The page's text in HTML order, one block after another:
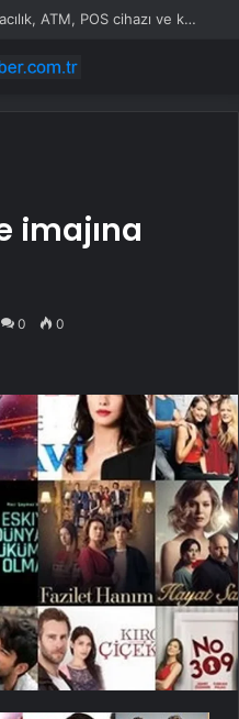
Ziraat Bankası’nın mobil bankacılık, ATM, POS cihazı ve kart hizmetleri çöktü
imajına
0 0